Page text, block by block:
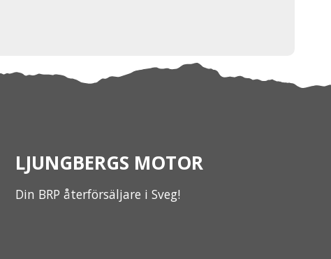
LJUNGBERGS MOTOR
Din BRP återförsäljare i Sveg!